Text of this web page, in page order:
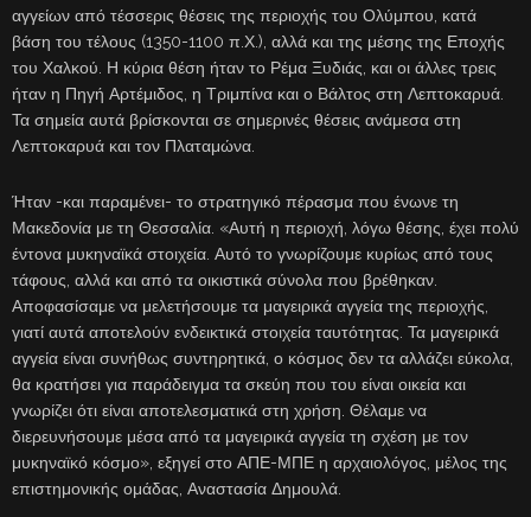
αγγείων από τέσσερις θέσεις της περιοχής του Ολύμπου, κατά
βάση του τέλους (1350-1100 π.Χ.), αλλά και της μέσης της Εποχής
του Χαλκού. Η κύρια θέση ήταν το Ρέμα Ξυδιάς, και οι άλλες τρεις
ήταν η Πηγή Αρτέμιδος, η Τριμπίνα και ο Βάλτος στη Λεπτοκαρυά.
Τα σημεία αυτά βρίσκονται σε σημερινές θέσεις ανάμεσα στη
Λεπτοκαρυά και τον Πλαταμώνα.
Ήταν -και παραμένει- το στρατηγικό πέρασμα που ένωνε τη
Μακεδονία με τη Θεσσαλία. «Αυτή η περιοχή, λόγω θέσης, έχει πολύ
έντονα μυκηναϊκά στοιχεία. Αυτό το γνωρίζουμε κυρίως από τους
τάφους, αλλά και από τα οικιστικά σύνολα που βρέθηκαν.
Αποφασίσαμε να μελετήσουμε τα μαγειρικά αγγεία της περιοχής,
γιατί αυτά αποτελούν ενδεικτικά στοιχεία ταυτότητας. Τα μαγειρικά
αγγεία είναι συνήθως συντηρητικά, ο κόσμος δεν τα αλλάζει εύκολα,
θα κρατήσει για παράδειγμα τα σκεύη που του είναι οικεία και
γνωρίζει ότι είναι αποτελεσματικά στη χρήση. Θέλαμε να
διερευνήσουμε μέσα από τα μαγειρικά αγγεία τη σχέση με τον
μυκηναϊκό κόσμο», εξηγεί στο ΑΠΕ-ΜΠΕ η αρχαιολόγος, μέλος της
επιστημονικής ομάδας, Αναστασία Δημουλά.